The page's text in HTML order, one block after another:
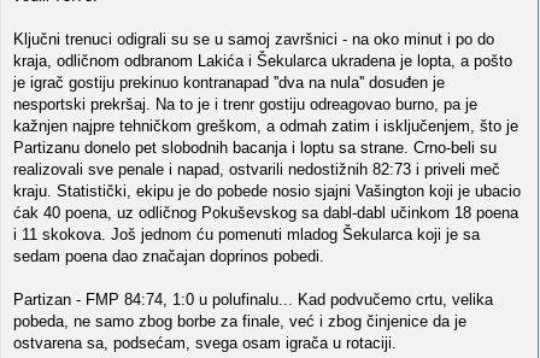
Ključni trenuci odigrali su se u samoj završnici - na oko minut i po do
kraja, odličnom odbranom Lakića i Šekularca ukradena je lopta, a pošto
je igrač gostiju prekinuo kontranapad ''dva na nula'' dosuđen je
nesportski prekršaj. Na to je i trenr gostiju odreagovao burno, pa je
kažnjen najpre tehničkom greškom, a odmah zatim i isključenjem, što je
Partizanu donelo pet slobodnih bacanja i loptu sa strane. Crno-beli su
realizovali sve penale i napad, ostvarili nedostižnih 82:73 i priveli meč
kraju. Statistički, ekipu je do pobede nosio sjajni Vašington koji je ubacio
ćak 40 poena, uz odličnog Pokuševskog sa dabl-dabl učinkom 18 poena
i 11 skokova. Još jednom ću pomenuti mladog Šekularca koji je sa
sedam poena dao značajan doprinos pobedi.
Partizan - FMP 84:74, 1:0 u polufinalu... Kad podvučemo crtu, velika
pobeda, ne samo zbog borbe za finale, već i zbog činjenice da je
ostvarena sa, podsećam, svega osam igrača u rotaciji.